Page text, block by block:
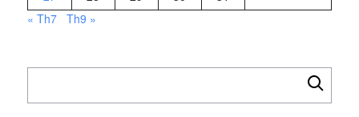
« Th7
Th9 »
cho: